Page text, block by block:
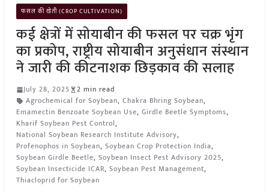
फसल की खेती (CROP CULTIVATION)
कई क्षेत्रों में सोयाबीन की फसल पर चक्र भृंग
का प्रकोप, राष्ट्रीय सोयाबीन अनुसंधान संस्थान
ने जारी की कीटनाशक छिड़काव की सलाह
July 28, 2025
2 min read
Agrochemical for Soybean, Chakra Bhring Soybean,
Emamectin Benzoate Soybean Use, Girdle Beetle Symptoms,
Kharif Soybean Pest Control,
National Soybean Research Institute Advisory,
Profenophos in Soybean, Soybean Crop Protection India,
Soybean Girdle Beetle, Soybean Insect Pest Advisory 2025,
Soybean Insecticide ICAR, Soybean Pest Management,
Thiacloprid for Soybean